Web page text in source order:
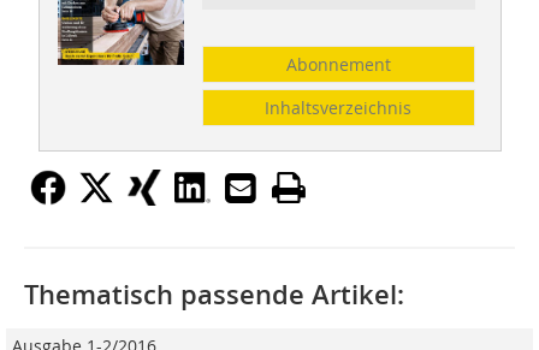
Abonnement
Inhaltsverzeichnis
Thematisch passende Artikel: